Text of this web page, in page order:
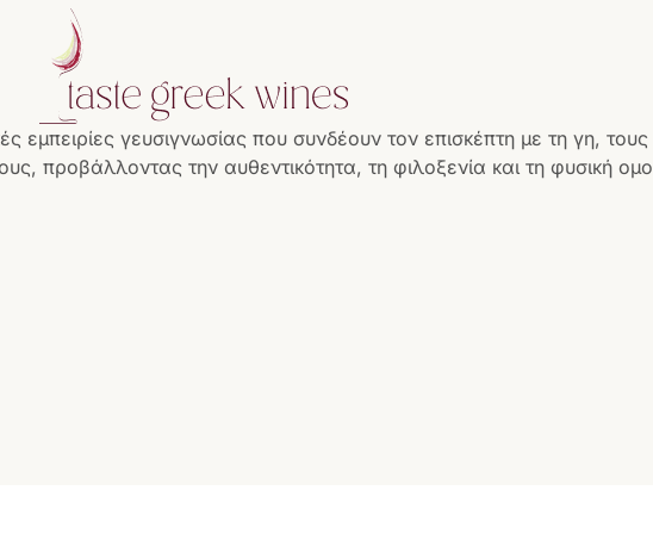
γευσιγνωσίας που συνδέουν τον επισκέπτη με τη γη,
προβάλλοντας την αυθεντικότητα, τη φιλοξενία και τη φυσική